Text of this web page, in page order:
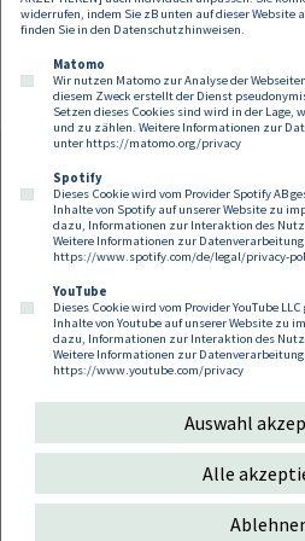
Kontakt Datenschutz
Compliance
Cookies
widerrufen, indem Sie zB unten auf dieser Website
finden Sie in den Datenschutzhinweisen.
Matomo
Wir nutzen Matomo zur Analyse der
diesem Zweck erstellt der Dienst
Setzen dieses Cookies sind wird in der Lage,
und zu zählen. Weitere Informationen zur
unter https://matomo.org/privacy
Spotify
Dieses Cookie wird vom Provider Spotify AB
Inhalte von Spotify auf unserer Website zu
dazu, Informationen zur Interaktion des
Weitere Informationen zur
https://www.spotify.com/de/legal/privacy-
YouTube
Dieses Cookie wird vom Provider YouTube
Inhalte von Youtube auf unserer Website zu
dazu, Informationen zur Interaktion des
Weitere Informationen zur
https://www.youtube.com/privacy
Auswahl
Alle
Follow us on:
Copyright